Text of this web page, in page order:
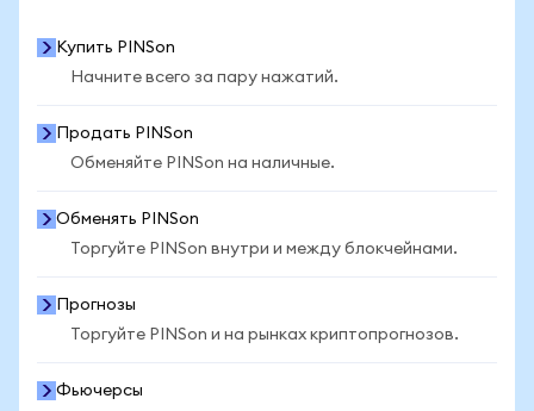
Купить PINSon
Начните всего за пару нажатий.
Продать PINSon
Обменяйте PINSon на наличные.
Обменять PINSon
Торгуйте PINSon внутри и между блокчейнами.
Прогнозы
Торгуйте PINSon и на рынках криптопрогнозов.
Фьючерсы